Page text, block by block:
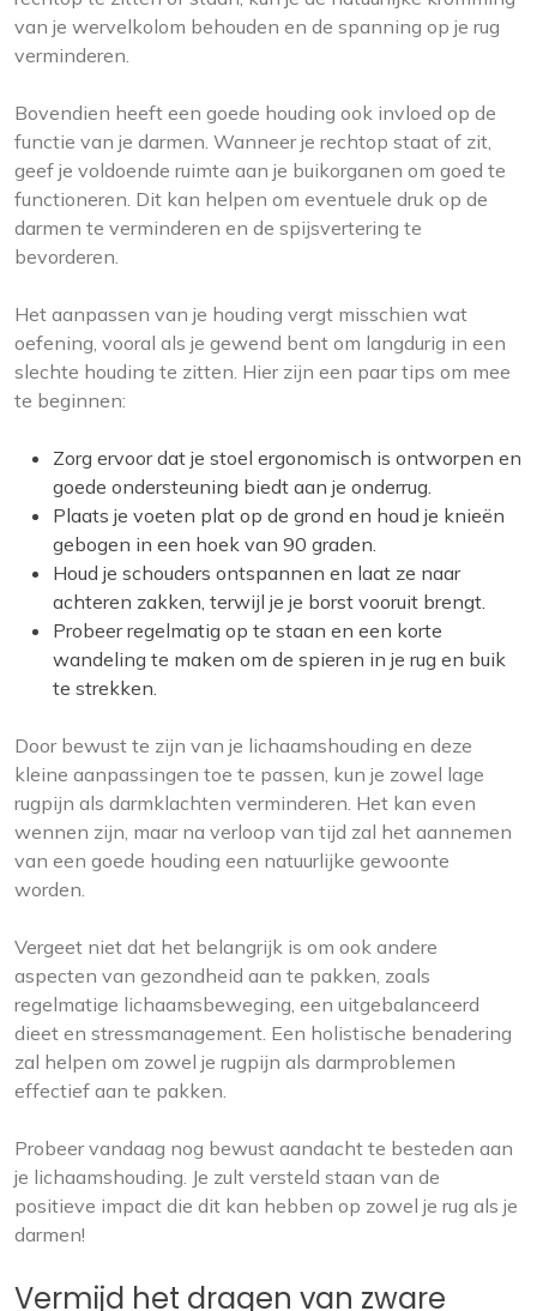
van je wervelkolom behouden en de spanning op je rug
verminderen.
Bovendien heeft een goede houding ook invloed op de
functie van je darmen. Wanneer je rechtop staat of zit,
geef je voldoende ruimte aan je buikorganen om goed te
functioneren. Dit kan helpen om eventuele druk op de
darmen te verminderen en de spijsvertering te
bevorderen.
Het aanpassen van je houding vergt misschien wat
oefening, vooral als je gewend bent om langdurig in een
slechte houding te zitten. Hier zijn een paar tips om mee
te beginnen:
Zorg ervoor dat je stoel ergonomisch is ontworpen en
goede ondersteuning biedt aan je onderrug.
Plaats je voeten plat op de grond en houd je knieën
gebogen in een hoek van 90 graden.
Houd je schouders ontspannen en laat ze naar
achteren zakken, terwijl je je borst vooruit brengt.
Probeer regelmatig op te staan en een korte
wandeling te maken om de spieren in je rug en buik
te strekken.
Door bewust te zijn van je lichaamshouding en deze
kleine aanpassingen toe te passen, kun je zowel lage
rugpijn als darmklachten verminderen. Het kan even
wennen zijn, maar na verloop van tijd zal het aannemen
van een goede houding een natuurlijke gewoonte
worden.
Vergeet niet dat het belangrijk is om ook andere
aspecten van gezondheid aan te pakken, zoals
regelmatige lichaamsbeweging, een uitgebalanceerd
dieet en stressmanagement. Een holistische benadering
zal helpen om zowel je rugpijn als darmproblemen
effectief aan te pakken.
Probeer vandaag nog bewust aandacht te besteden aan
je lichaamshouding. Je zult versteld staan van de
positieve impact die dit kan hebben op zowel je rug als je
darmen!
Vermijd het dragen van zware